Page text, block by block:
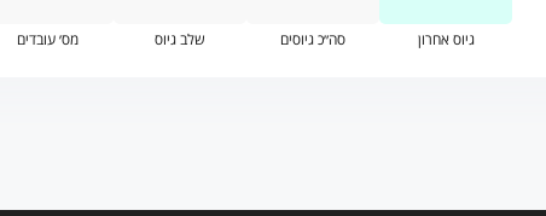
גיוס אחרון סה״כ גיוסים שלב גיוס מס׳ עובדים